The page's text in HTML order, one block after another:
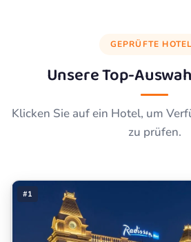
GEPRÜFTE
Unsere Top-
Klicken Sie auf ein Hotel, um
zu prüfen.
#1